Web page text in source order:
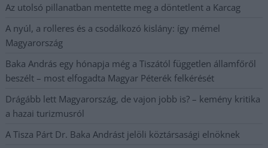
Az utolsó pillanatban mentette meg a döntetlent a Karcag
A nyúl, a rolleres és a csodálkozó kislány: így mémel
Magyarország
Baka András egy hónapja még a Tiszától független államfőről
beszélt – most elfogadta Magyar Péterék felkérését
Drágább lett Magyarország, de vajon jobb is? – kemény kritika
a hazai turizmusról
A Tisza Párt Dr. Baka Andrást jelöli köztársasági elnöknek